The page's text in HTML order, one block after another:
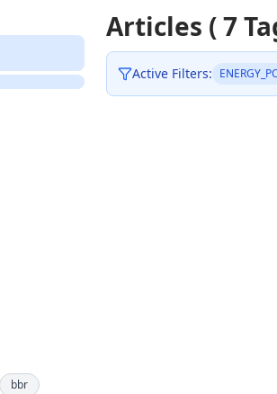
bbr
Articles ( 7
Active Filters: